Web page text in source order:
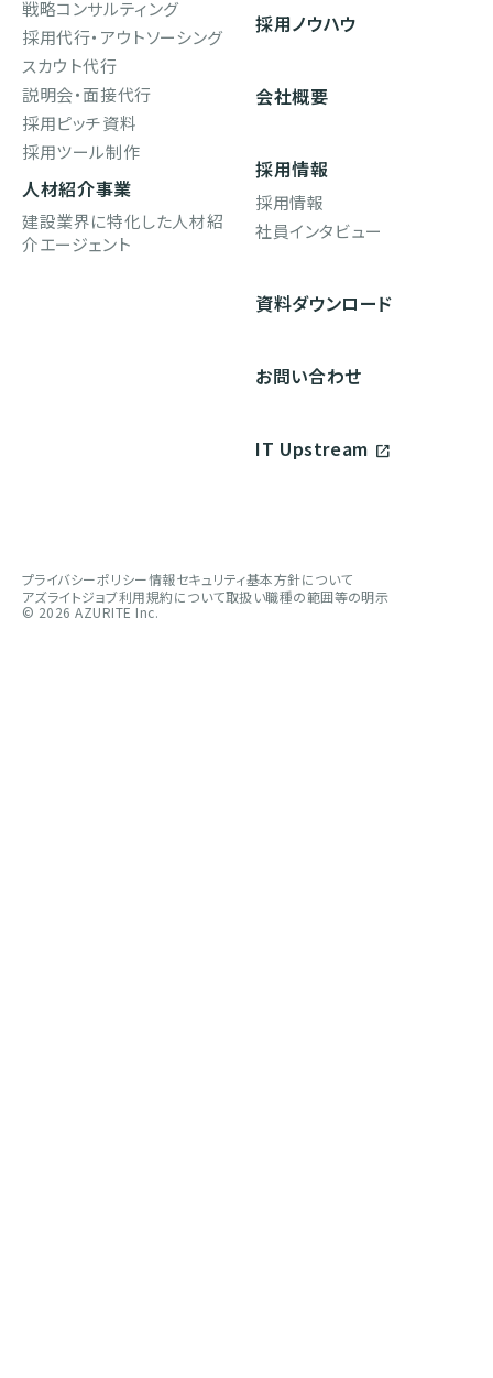
戦略コンサルティング
採用代行・アウトソーシング
スカウト代行
説明会・面接代行
採用ピッチ資料
採用ツール制作
人材紹介事業
建設業界に特化した人材紹
介エージェント
採用ノウハウ
会社概要
採用情報
採用情報
社員インタビュー
資料ダウンロード
お問い合わせ
IT Upstream open_in_new
©︎ 2026 AZURITE Inc.
プライバシーポリシー情報セキュリティ基本方針について
アズライトジョブ利用規約について取扱い職種の範囲等の明示